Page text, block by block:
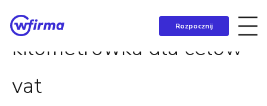
Rozpocznij
kilometrówka dla celów
vat